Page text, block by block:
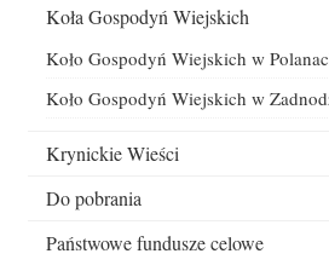
Koła Gospodyń Wiejskich
Koło Gospodyń Wiejskich w
Koło Gospodyń Wiejskich w
Krynickie Wieści
Do pobrania
Państwowe fundusze celowe